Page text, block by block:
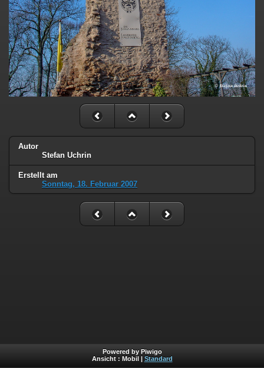
Autor
Stefan Uchrin
Erstellt am
Sonntag, 18. Februar 2007
Powered by Piwigo
Ansicht : Mobil Standard